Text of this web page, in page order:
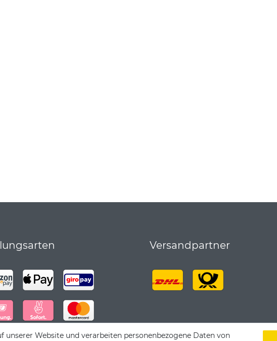
Versandpartner
unserer Website und verarbeiten personenbezogene Daten von